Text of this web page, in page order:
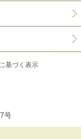
基づく表示
号